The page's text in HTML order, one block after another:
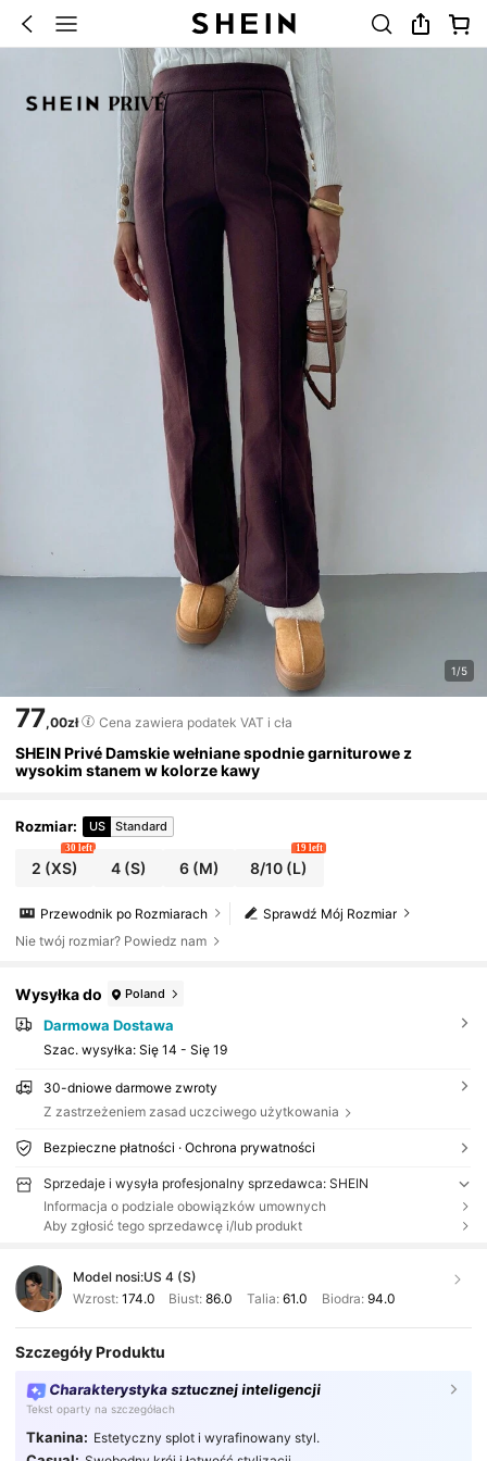
1/5
77,00zł Cena zawiera podatek VAT i cła
SHEIN Privé Damskie wełniane spodnie garniturowe z
wysokim stanem w kolorze kawy
Rozmiar: US Standard
2 (XS)
30 left
4(S) 6(M) 8/10 (L)
19 left
Sprawdź Mój Rozmiar
Przewodnik po Rozmiarach
Nie twój rozmiar? Powiedz nam
Wysyłka do Poland
Darmowa Dostawa
Szac. wysyłka: Się 14 - Się 19
30-dniowe darmowe zwroty
Z zastrzeżeniem zasad uczciwego użytkowania
Bezpieczne płatności · Ochrona prywatności
Sprzedaje i wysyła profesjonalny sprzedawca: SHEIN
Informacja o podziale obowiązków umownych
Aby zgłosić tego sprzedawcę i/lub produkt
Model nosi:US 4 (S)
Wzrost: 174.0 Biust:86.0 Talia: 61.0 Biodra: 94.0
Szczegóły Produktu
Charakterystyka sztucznej inteligencji
Tekst oparty na szczegółach
Tkanina: Estetyczny splot i wyrafinowany styl.